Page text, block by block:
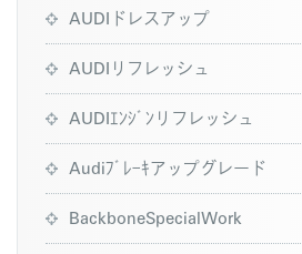
AUDIドレスアップ
AUDIリフレッシュ
AUDIｴﾝｼﾞﾝリフレッシュ
Audiﾌﾞﾚｰｷアップグレード
BackboneSpecialWork